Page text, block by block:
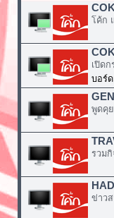
โค้ก
เปิด
บอร์
พูดคุย
รวมกิ
ข่าว